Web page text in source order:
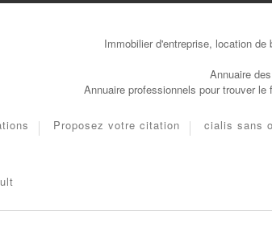
Immobilier d'entreprise, location
Annuaire
Annuaire professionnels pour trouver
Proposez votre citation cialis sans